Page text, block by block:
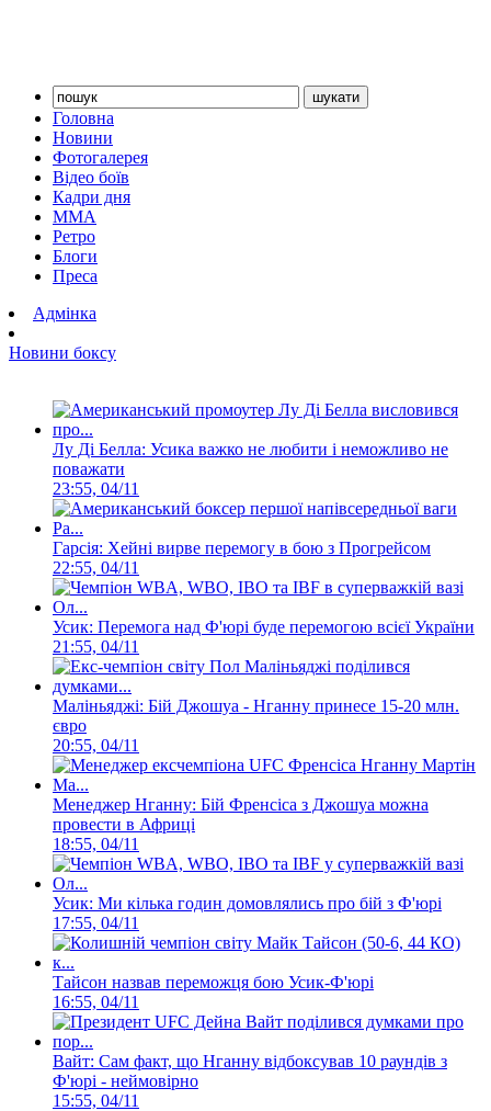
Головна
Новини
Фотогалерея
Відео боїв
Кадри дня
ММА
Ретро
Блоги
Преса
Адмінка
Новини боксу
Лу Ді Белла: Усика важко не любити і неможливо не
поважати
23:55, 04/11
Гарсія: Хейні вирве перемогу в бою з Прогрейсом
22:55, 04/11
Усик: Перемога над Ф'юрі буде перемогою всієї України
21:55, 04/11
Маліньяджі: Бій Джошуа - Нганну принесе 15-20 млн.
євро
20:55, 04/11
Менеджер Нганну: Бій Френсіса з Джошуа можна
провести в Африці
18:55, 04/11
Усик: Ми кілька годин домовлялись про бій з Ф'юрі
17:55, 04/11
Тайсон назвав переможця бою Усик-Ф'юрі
16:55, 04/11
Вайт: Сам факт, що Нганну відбоксував 10 раундів з
Ф'юрі - неймовірно
15:55, 04/11